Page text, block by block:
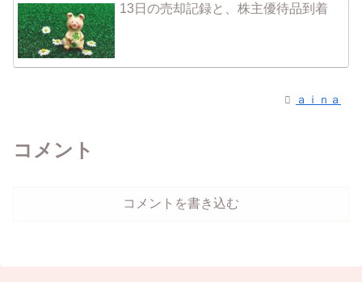
13日の売却記録と、株主優待品到着
ａｉｎａ
コメント
コメントを書き込む